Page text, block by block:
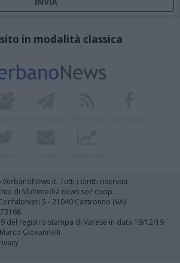
in modalità classica
Tutti i diritti riservati
di Multimedia news soc coop.
5 - 21040 Castronno (VA)
del registro stampa di Varese in data 19/12/19
Giovannelli